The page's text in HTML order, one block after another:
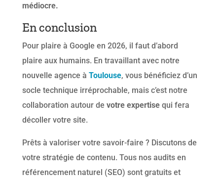
médiocre.
En conclusion
Pour plaire à Google en 2026, il faut d’abord
plaire aux humains. En travaillant avec notre
nouvelle agence à Toulouse, vous bénéficiez d’un
socle technique irréprochable, mais c’est notre
collaboration autour de votre expertisequi fera
décoller votre site.
Prêts à valoriser votre savoir-faire ? Discutons de
votre stratégie de contenu. Tous nos audits en
référencement naturel (SEO) sont gratuits et